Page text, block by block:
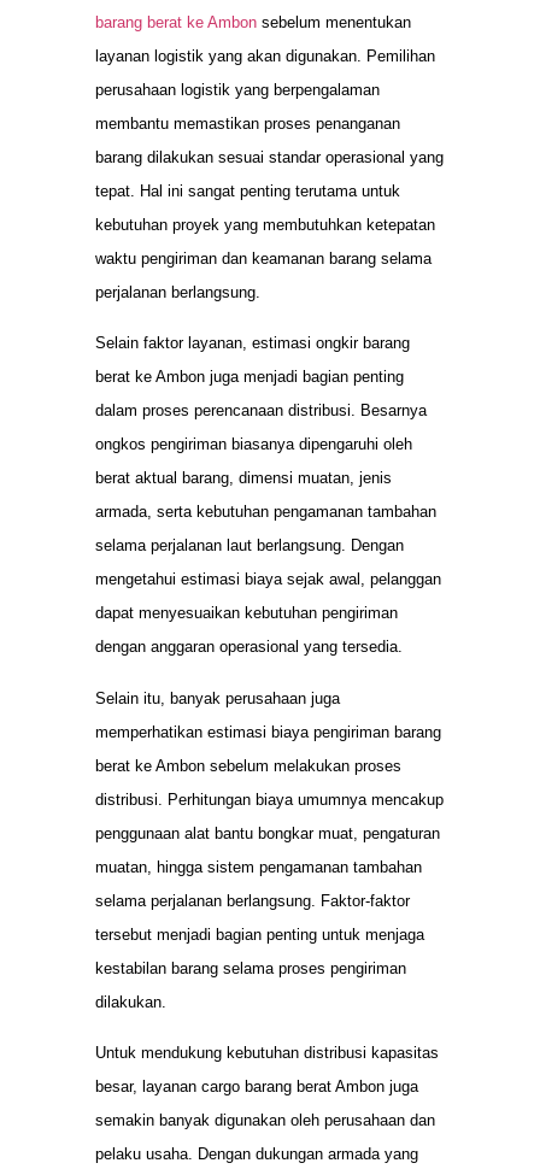
barang berat ke Ambon sebelum menentukan
layanan logistik yang akan digunakan. Pemilihan
perusahaan logistik yang berpengalaman
membantu memastikan proses penanganan
barang dilakukan sesuai standar operasional yang
tepat. Hal ini sangat penting terutama untuk
kebutuhan proyek yang membutuhkan ketepatan
waktu pengiriman dan keamanan barang selama
perjalanan berlangsung.
Selain faktor layanan, estimasi ongkir barang
berat ke Ambon juga menjadi bagian penting
dalam proses perencanaan distribusi. Besarnya
ongkos pengiriman biasanya dipengaruhi oleh
berat aktual barang, dimensi muatan, jenis
armada, serta kebutuhan pengamanan tambahan
selama perjalanan laut berlangsung. Dengan
mengetahui estimasi biaya sejak awal, pelanggan
dapat menyesuaikan kebutuhan pengiriman
dengan anggaran operasional yang tersedia.
Selain itu, banyak perusahaan juga
memperhatikan estimasi biaya pengiriman barang
berat ke Ambon sebelum melakukan proses
distribusi. Perhitungan biaya umumnya mencakup
penggunaan alat bantu bongkar muat, pengaturan
muatan, hingga sistem pengamanan tambahan
selama perjalanan berlangsung. Faktor-faktor
tersebut menjadi bagian penting untuk menjaga
kestabilan barang selama proses pengiriman
dilakukan.
Untuk mendukung kebutuhan distribusi kapasitas
besar, layanan cargo barang berat Ambon juga
semakin banyak digunakan oleh perusahaan dan
pelaku usaha. Dengan dukungan armada yang